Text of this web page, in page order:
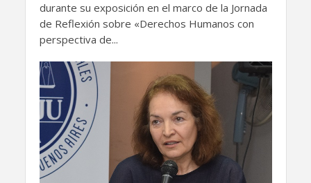
durante su exposición en el marco de la Jornada
de Reflexión sobre «Derechos Humanos con
perspectiva de...